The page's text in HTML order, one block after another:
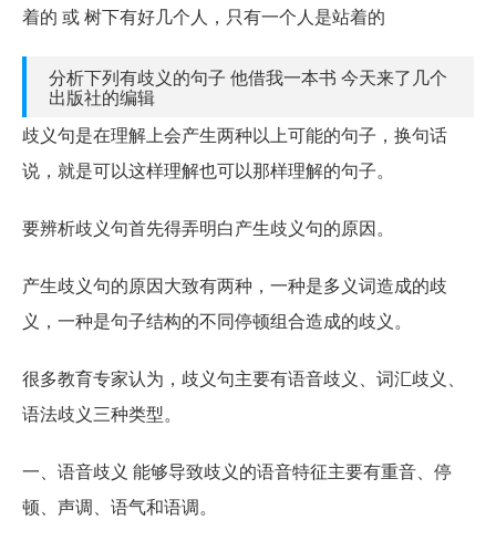
着的 或 树下有好几个人，只有一个人是站着的
分析下列有歧义的句子 他借我一本书 今天来了几个
出版社的编辑
歧义句是在理解上会产生两种以上可能的句子，换句话
说，就是可以这样理解也可以那样理解的句子。
要辨析歧义句首先得弄明白产生歧义句的原因。
产生歧义句的原因大致有两种，一种是多义词造成的歧
义，一种是句子结构的不同停顿组合造成的歧义。
很多教育专家认为，歧义句主要有语音歧义、词汇歧义、
语法歧义三种类型。
一、语音歧义 能够导致歧义的语音特征主要有重音、停
顿、声调、语气和语调。